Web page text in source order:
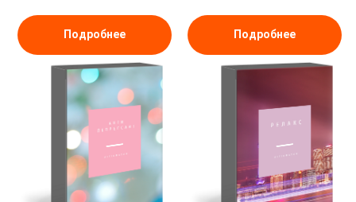
Подробнее Подробнее